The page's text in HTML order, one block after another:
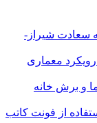
سعادت شیراز-
معماری
و برش خانه
از فونت کاتب